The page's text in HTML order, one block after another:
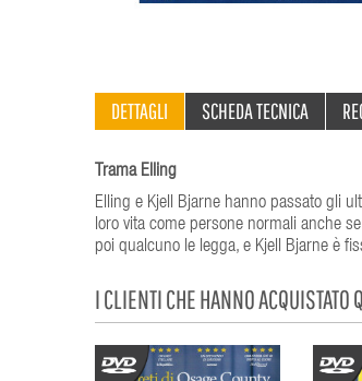
DETTAGLI SCHEDA TECNICA
Trama Elling
Elling e Kjell Bjarne hanno passato gli
loro vita come persone normali anche
poi qualcuno le legga, e Kjell Bjarne è
I CLIENTI CHE HANNO ACQUISTATO